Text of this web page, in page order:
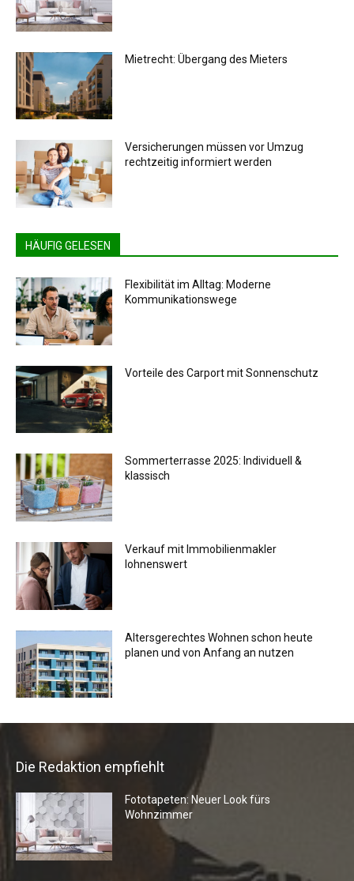
Mietrecht: Übergang des Mieters
Versicherungen müssen vor Umzug
rechtzeitig informiert werden
HÄUFIG GELESEN
Flexibilität im Alltag: Moderne
Kommunikationswege
Vorteile des Carport mit Sonnenschutz
Sommerterrasse 2025: Individuell &
klassisch
Verkauf mit Immobilienmakler
lohnenswert
Altersgerechtes Wohnen schon heute
planen und von Anfang an nutzen
Die Redaktion empfiehlt
Fototapeten: Neuer Look fürs
Wohnzimmer